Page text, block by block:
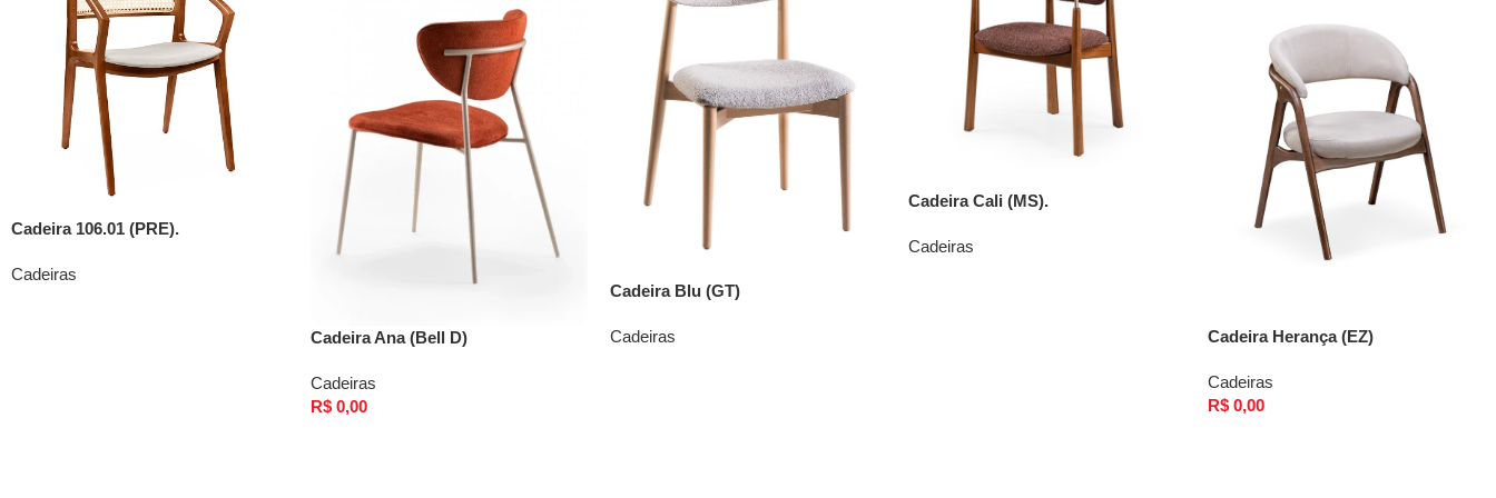
Cadeira 106.01 (PRE).
Cadeiras
Cadeira Ana (Bell D)
Cadeiras
R$0,00
Cadeira Blu (GT)
Cadeiras
Cadeira Cali (MS).
Cadeiras
Cadeira Herança (EZ)
Cadeiras
R$ 0,00